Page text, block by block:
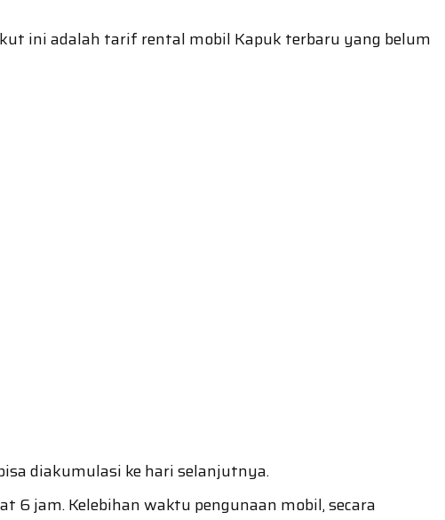
ini adalah tarif rental mobil Kapuk terbaru yang belum
diakumulasi ke hari selanjutnya.
6 jam. Kelebihan waktu pengunaan mobil, secara